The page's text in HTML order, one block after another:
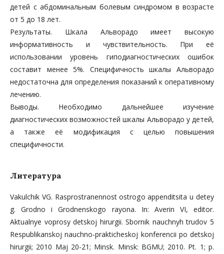
детей с абдоминальным болевым синдромом в возрасте
от 5 до 18 лет.
Результаты. Шкала Альворадо имеет высокую
информативность и чувствительность. При её
использовании уровень гиподиагностических ошибок
составит менее 5%. Специфичность шкалы Альворадо
недостаточна для определения показаний к оперативному
лечению.
Выводы. Необходимо дальнейшее изучение
диагностических возможностей шкалы Альворадо у детей,
а также её модификация с целью повышения
специфичности.
Литература
Vakulchik VG. Rasprostranennost ostrogo appenditsita u detey
g. Grodno i Grodnenskogo rayona. In: Averin VI, editor.
Aktualnye voprosy detskoj hirurgii. Sbornik nauchnyh trudov 5
Respublikanskoj nauchno-prakticheskoj konferencii po detskoj
hirurgii; 2010 Maj 20-21; Minsk. Minsk: BGMU; 2010. Pt. 1; p.